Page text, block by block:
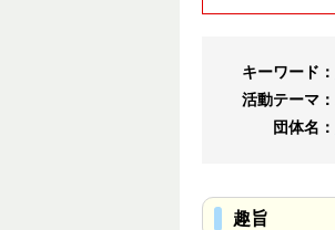
キーワード：
活動テーマ：
団体名：
趣旨